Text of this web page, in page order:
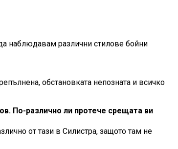
наблюдавам различни стилове бойни
обстановката непозната и всичко
По-различно ли протече срещата ви
от тази в Силистра, защото там не